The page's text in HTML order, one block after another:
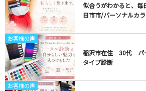
似合うがわかると、毎
日市市/パーソナルカ
お客様の声
稲沢市在住 30代 パ
タイプ診断
お客様の声